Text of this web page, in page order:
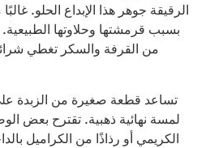
الرقيقة جوهر هذا الإبداع الحلو.
من القرفة والسكر تغطي
تساعد قطعة صغيرة من الزبدة
لمسة نهائية ذهبية. تقترح بعض
الكريمي أو رذاذًا من الكراميل